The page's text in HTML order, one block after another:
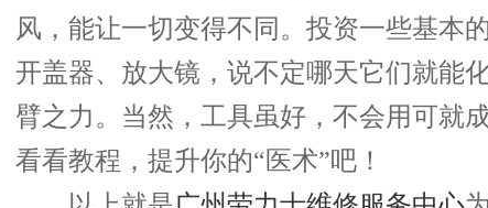
风，能让一切变得不同。投资一些基本
开盖器、放大镜，说不定哪天它们就能
臂之力。当然，工具虽好，不会用可就
看看教程，提升你的“医术”吧！